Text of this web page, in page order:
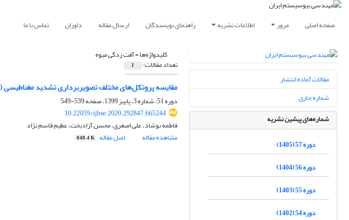
صفحه اصلی مرور اطلاعات نشریه راهنمای نویسندگان ارسال مقاله داوران تماس با ما
کلیدواژه‌ها =آفت زدگی میوه
تعداد مقالات: 1
مقایسه پروتکل‌های مختلف تصویربرداری تشدید مغناطیسی (MRI) از میوه به
دوره 51، شماره 3، پاییز 1399، صفحه
539-549
10.22059/ijbse.2020.292847.665244
فاطمه نوشاد، علی اصغری، محسن آزادبخت، عظیم قاسم نژاد
مشاهده مقاله
اصل مقاله 848.4 K
مقالات آماده انتشار
شماره جاری
شماره‌های پیشین نشریه
دوره 57 (1405)
دوره 56 (1404)
دوره 55 (1403)
دوره 54 (1402)